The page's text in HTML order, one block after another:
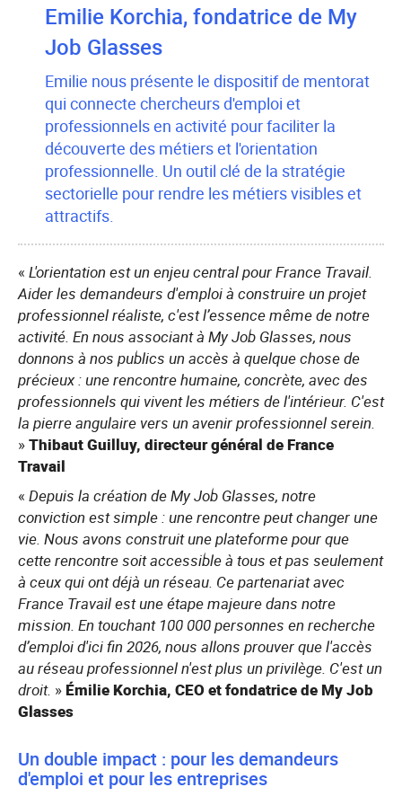
Emilie Korchia, fondatrice de My
Job Glasses
Emilie nous présente le dispositif de mentorat
qui connecte chercheurs d'emploi et
professionnels en activité pour faciliter la
découverte des métiers et l'orientation
professionnelle. Un outil clé de la stratégie
sectorielle pour rendre les métiers visibles et
attractifs.
« L'orientation est un enjeu central pour France Travail.
Aider les demandeurs d'emploi à construire un projet
professionnel réaliste, c'est l’essence même de notre
activité. En nous associant à My Job Glasses, nous
donnons à nos publics un accès à quelque chose de
précieux : une rencontre humaine, concrète, avec des
professionnels qui vivent les métiers de l'intérieur. C'est
la pierre angulaire vers un avenir professionnel serein.
»Thibaut Guilluy, directeur général de France
Travail
« Depuis la création de My Job Glasses, notre
conviction est simple : une rencontre peut changer une
vie. Nous avons construit une plateforme pour que
cette rencontre soit accessible à tous et pas seulement
à ceux qui ont déjà un réseau. Ce partenariat avec
France Travail est une étape majeure dans notre
mission. En touchant 100 000 personnes en recherche
d’emploi d'ici fin 2026, nous allons prouver que l'accès
au réseau professionnel n'est plus un privilège. C'est un
droit. » Émilie Korchia, CEO et fondatrice de My Job
Glasses
Un double impact : pour les demandeurs
d'emploi et pour les entreprises